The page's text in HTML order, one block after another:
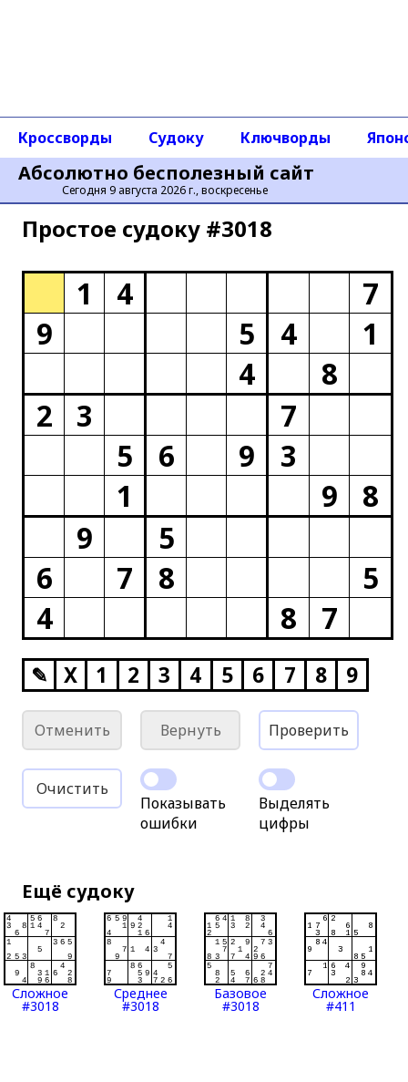
Абсолютно бесполезный сайт
Сегодня 9 августа 2026 г., воскресенье
Кроссворды Судоку Ключворды
Простое cудоку #3018
1 4
7
9
5 4
1
4
8
2
3
7
5
6 9
3
1
9
8
9
5
6
7 8
5
4
8 7
✎ X 1 2 3 4 5 6 7 8 9
Отменить Вернуть Проверить
Очистить
Показывать
ошибки
Выделять
цифры
Ещё судоку
Сложное
#3018
Среднее
#3018
Базовое
#3018
Сложное
#411